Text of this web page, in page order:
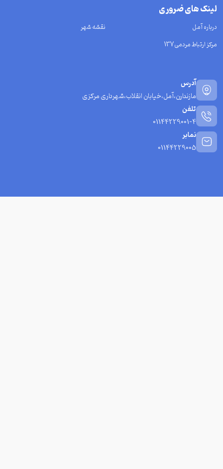
لینک های ضروری
درباره آمل
نقشه شهر
مرکز ارتباط مردمی137
آدرس
مازندارن،آمل،خیابان انقلاب،شهرداری مرکزی
تلفن
01144229001-4
نمابر
01144229005